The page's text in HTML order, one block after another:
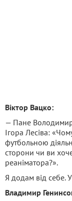
Віктор Вацко:
— Пане
Ігора Лесіва:
футбольною
сторони чи ви
реаніматора?».
Я додам від себе.
Владимир